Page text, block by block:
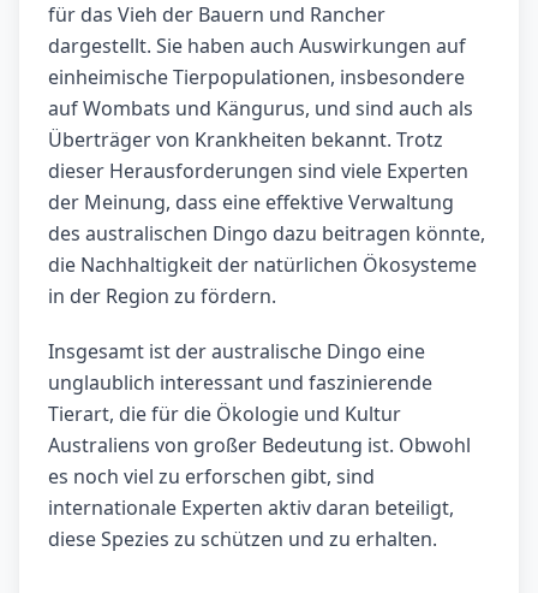
für das Vieh der Bauern und Rancher
dargestellt. Sie haben auch Auswirkungen auf
einheimische Tierpopulationen, insbesondere
auf Wombats und Kängurus, und sind auch als
Überträger von Krankheiten bekannt. Trotz
dieser Herausforderungen sind viele Experten
der Meinung, dass eine effektive Verwaltung
des australischen Dingo dazu beitragen könnte,
die Nachhaltigkeit der natürlichen Ökosysteme
in der Region zu fördern.
Insgesamt ist der australische Dingo eine
unglaublich interessant und faszinierende
Tierart, die für die Ökologie und Kultur
Australiens von großer Bedeutung ist. Obwohl
es noch viel zu erforschen gibt, sind
internationale Experten aktiv daran beteiligt,
diese Spezies zu schützen und zu erhalten.